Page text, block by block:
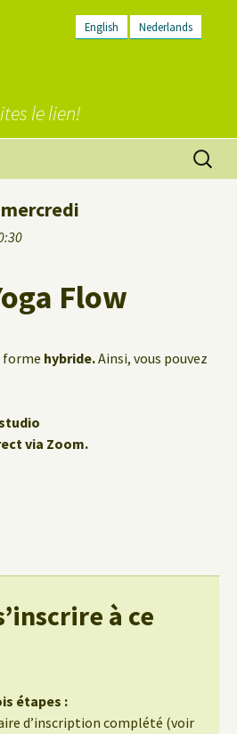
English Nederlands
le lien!
Flow
forme hybride.Ainsi, vous pouvez
via Zoom.
à ce
étapes :
d’inscription complété (voir